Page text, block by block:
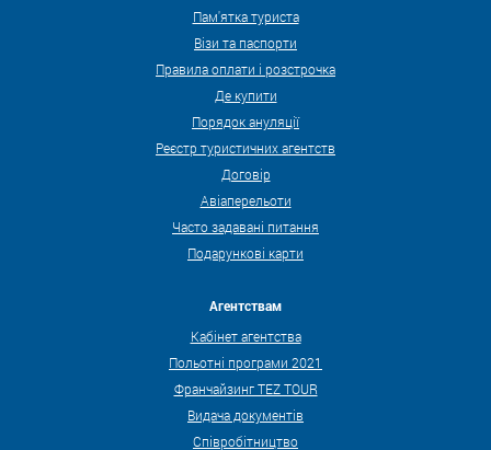
Пам'ятка туриста
Візи та паспорти
Правила оплати і розстрочка
Де купити
Порядок ануляції
Реєстр туристичних агентств
Договір
Авіаперельоти
Часто задавані питання
Подарункові карти
Агентствам
Кабінет агентства
Польотні програми 2021
Франчайзинг TEZ TOUR
Видача документів
Співробітництво